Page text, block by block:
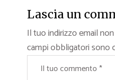
Lascia un
Il tuo indirizzo email
campi obbligatori sono